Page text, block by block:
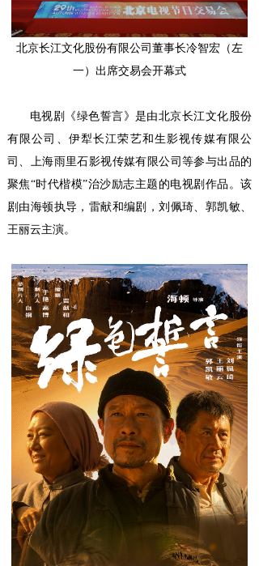
北京长江文化股份有限公司董事长冷智宏（左
一）出席交易会开幕式
电视剧《绿色誓言》是由北京长江文化股份
有限公司、伊犁长江荣艺和生影视传媒有限公
司、上海雨里石影视传媒有限公司等参与出品的
聚焦“时代楷模”治沙励志主题的电视剧作品。该
剧由海顿执导，雷献和编剧，刘佩琦、郭凯敏、
王丽云主演。